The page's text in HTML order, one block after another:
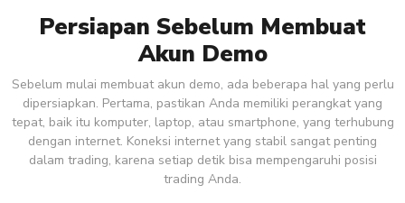
Persiapan Sebelum Membuat
Akun Demo
Sebelum mulai membuat akun demo, ada beberapa hal yang perlu
dipersiapkan. Pertama, pastikan Anda memiliki perangkat yang
tepat, baik itu komputer, laptop, atau smartphone, yang terhubung
dengan internet. Koneksi internet yang stabil sangat penting
dalam trading, karena setiap detik bisa mempengaruhi posisi
trading Anda.